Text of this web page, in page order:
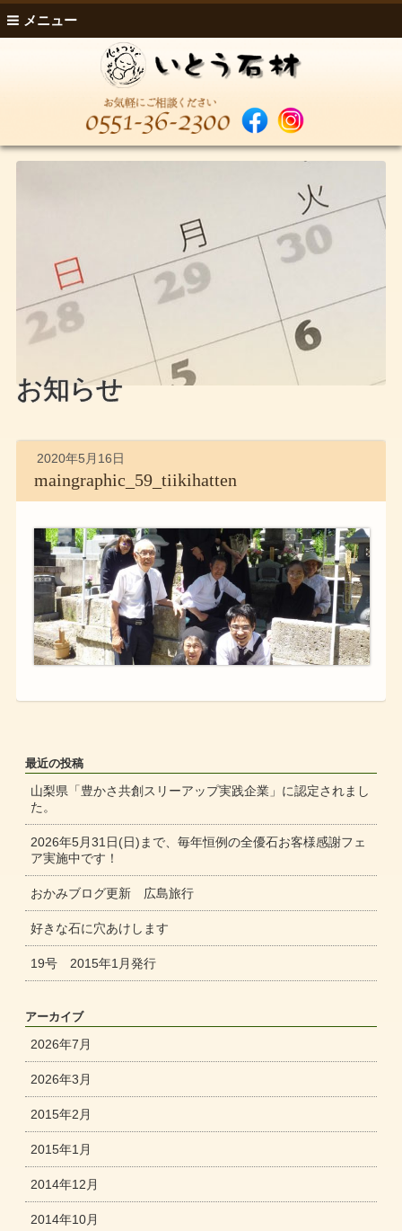
メニュー
お知らせ
2020年5月16日
maingraphic_59_tiikihatten
最近の投稿
山梨県「豊かさ共創スリーアップ実践企業」に認定されまし
た。
2026年5月31日(日)まで、毎年恒例の全優石お客様感謝フェ
ア実施中です！
おかみブログ更新 広島旅行
好きな石に穴あけします
19号 2015年1月発行
アーカイブ
2026年7月
2026年3月
2015年2月
2015年1月
2014年12月
2014年10月